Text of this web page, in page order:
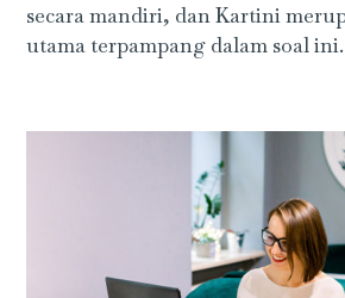
secara mandiri, dan Kartini
utama terpampang dalam soal ini.